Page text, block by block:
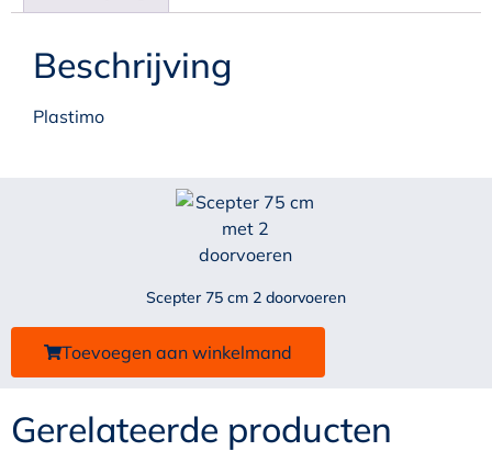
Beschrijving
Plastimo
Scepter 75 cm 2 doorvoeren
Toevoegen aan winkelmand
Gerelateerde producten